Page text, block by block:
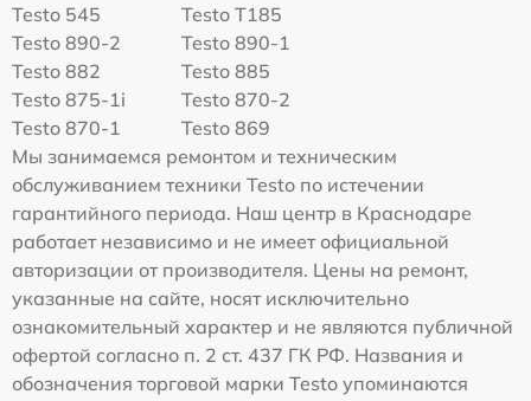
Testo 545
Testo T185
Testo 890-2
Testo 890-1
Testo 882
Testo 885
Testo 875-1i
Testo 870-2
Testo 870-1
Testo 869
Мы занимаемся ремонтом и техническим
обслуживанием техники Testo по истечении
гарантийного периода. Наш центр в Краснодаре
работает независимо и не имеет официальной
авторизации от производителя. Цены на ремонт,
указанные на сайте, носят исключительно
ознакомительный характер и не являются публичной
офертой согласно п. 2 ст. 437 ГК РФ. Названия и
обозначения торговой марки Testo упоминаются